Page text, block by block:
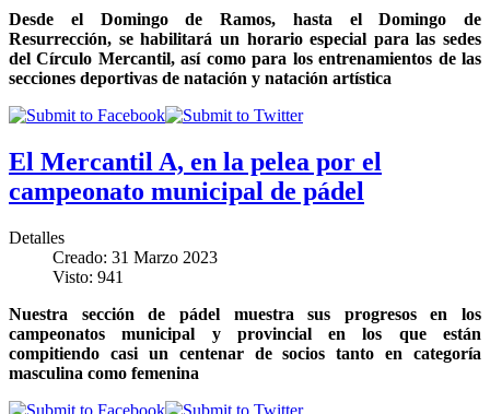
Desde el Domingo de Ramos, hasta el Domingo de
Resurrección, se habilitará un horario especial para las sedes
del Círculo Mercantil, así como para los entrenamientos de las
secciones deportivas de natación y natación artística
El Mercantil A, en la pelea por el
campeonato municipal de pádel
Detalles
Creado: 31 Marzo 2023
Visto: 941
Nuestra sección de pádel muestra sus progresos en los
campeonatos municipal y provincial en los que están
compitiendo casi un centenar de socios tanto en categoría
masculina como femenina